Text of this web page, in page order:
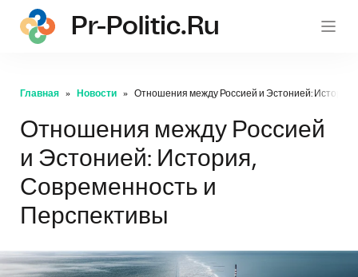
pr-
Pr-Politic.ru
Главная Новости Отношения между Россией и Эстонией:
Отношения между Россией
и Эстонией: История,
Современность и
Перспективы